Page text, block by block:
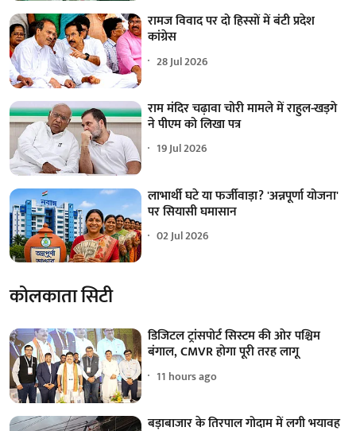
रामज विवाद पर दो हिस्सों में बंटी प्रदेश
कांग्रेस
28 Jul 2026
राम मंदिर चढ़ावा चोरी मामले में राहुल-खड़गे
ने पीएम को लिखा पत्र
19 Jul 2026
लाभार्थी घटे या फर्जीवाड़ा? 'अन्नपूर्णा योजना'
पर सियासी घमासान
02 Jul 2026
कोलकाता सिटी
डिजिटल ट्रांसपोर्ट सिस्टम की ओर पश्चिम
बंगाल, CMVR होगा पूरी तरह लागू
11 hours ago
बड़ाबाजार के तिरपाल गोदाम में लगी भयावह